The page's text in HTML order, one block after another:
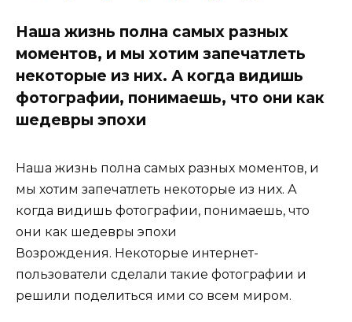
Наша жизнь полна самых разных
моментов, и мы хотим запечатлеть
некоторые из них. А когда видишь
фотографии, понимаешь, что они как
шедевры эпохи
Наша жизнь полна самых разных моментов, и
мы хотим запечатлеть некоторые из них. А
когда видишь фотографии, понимаешь, что
они как шедевры эпохи
Возрождения. Некоторые интернет-
пользователи сделали такие фотографии и
решили поделиться ими со всем миром.